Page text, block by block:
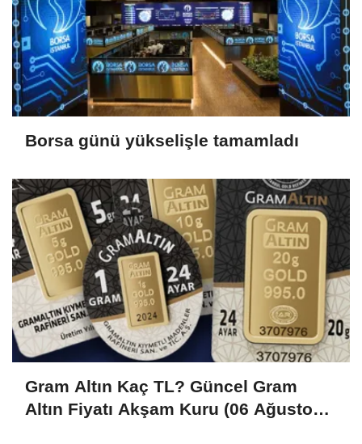
Borsa günü yükselişle tamamladı
Gram Altın Kaç TL? Güncel Gram
Altın Fiyatı Akşam Kuru (06 Ağustos